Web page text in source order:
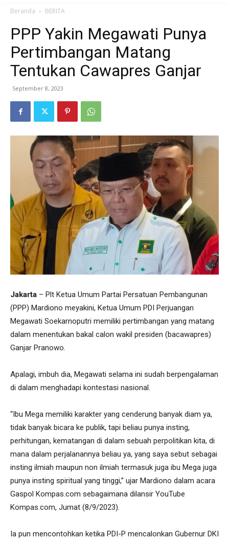
Beranda BERITA
PPP Yakin Megawati Punya
Pertimbangan Matang
Tentukan Cawapres Ganjar
September 8, 2023
Jakarta – Plt Ketua Umum Partai Persatuan Pembangunan
(PPP) Mardiono meyakini, Ketua Umum PDI Perjuangan
Megawati Soekarnoputri memiliki pertimbangan yang matang
dalam menentukan bakal calon wakil presiden (bacawapres)
Ganjar Pranowo.
Apalagi, imbuh dia, Megawati selama ini sudah berpengalaman
di dalam menghadapi kontestasi nasional.
“Ibu Mega memiliki karakter yang cenderung banyak diam ya,
tidak banyak bicara ke publik, tapi beliau punya insting,
perhitungan, kematangan di dalam sebuah perpolitikan kita, di
mana dalam perjalanannya beliau ya, yang saya sebut sebagai
insting ilmiah maupun non ilmiah termasuk juga ibu Mega juga
punya insting spiritual yang tinggi,” ujar Mardiono dalam acara
Gaspol Kompas.com sebagaimana dilansir YouTube
Kompas.com, Jumat (8/9/2023).
Ia pun mencontohkan ketika PDI-P mencalonkan Gubernur DKI